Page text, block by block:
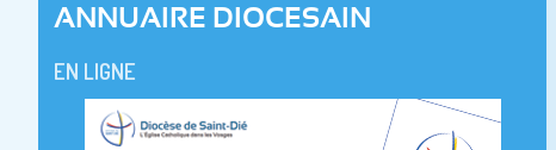
ANNUAIRE DIOCESAIN
EN LIGNE